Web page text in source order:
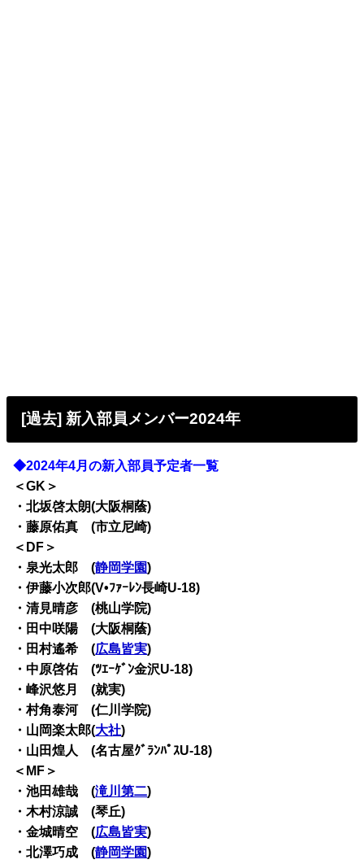
[過去] 新入部員メンバー2024年
◆2024年4月の新入部員予定者一覧
＜GK＞
・北坂啓太朗(大阪桐蔭)
・藤原佑真 (市立尼崎)
＜DF＞
・泉光太郎 (静岡学園)
・伊藤小次郎(V•ﾌｧｰﾚﾝ長崎U-18)
・清見晴彦 (桃山学院)
・田中咲陽 (大阪桐蔭)
・田村遙希 (広島皆実)
・中原啓佑 (ﾂｴｰｹﾞﾝ金沢U-18)
・峰沢悠月 (就実)
・村角泰河 (仁川学院)
・山岡楽太郎(大社)
・山田煌人 (名古屋ｸﾞﾗﾝﾊﾟｽU-18)
＜MF＞
・池田雄哉 (滝川第二)
・木村涼誠 (琴丘)
・金城晴空 (広島皆実)
・北澤巧成 (静岡学園)